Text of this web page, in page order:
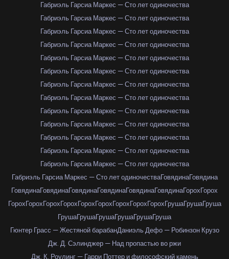
Габриэль Гарсиа Маркес — Сто лет одиночества
Габриэль Гарсиа Маркес — Сто лет одиночества
Габриэль Гарсиа Маркес — Сто лет одиночества
Габриэль Гарсиа Маркес — Сто лет одиночества
Габриэль Гарсиа Маркес — Сто лет одиночества
Габриэль Гарсиа Маркес — Сто лет одиночества
Габриэль Гарсиа Маркес — Сто лет одиночества
Габриэль Гарсиа Маркес — Сто лет одиночества
Габриэль Гарсиа Маркес — Сто лет одиночества
Габриэль Гарсиа Маркес — Сто лет одиночества
Габриэль Гарсиа Маркес — Сто лет одиночества
Габриэль Гарсиа Маркес — Сто лет одиночества
Габриэль Гарсиа Маркес — Сто лет одиночества
Габриэль Гарсиа Маркес — Сто лет одиночестваГовядинаГовядина
ГовядинаГовядинаГовядинаГовядинаГовядинаГовядинаГорохГорох
ГорохГорохГорохГорохГорохГорохГорохГорохГорохГрушаГрушаГруша
ГрушаГрушаГрушаГрушаГрушаГруша
Гюнтер Грасс — Жестяной барабанДаниэль Дефо — Робинзон Крузо
Дж. Д. Сэлинджер — Над пропастью во ржи
Дж. К. Роулинг — Гарри Поттер и философский камень